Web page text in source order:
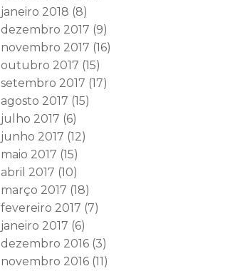
janeiro 2018 (8)
dezembro 2017 (9)
novembro 2017 (16)
outubro 2017 (15)
setembro 2017 (17)
agosto 2017 (15)
julho 2017 (6)
junho 2017 (12)
maio 2017 (15)
abril 2017 (10)
março 2017 (18)
fevereiro 2017 (7)
janeiro 2017 (6)
dezembro 2016 (3)
novembro 2016 (11)